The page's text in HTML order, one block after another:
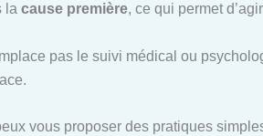
la cause première, ce qui permet
pas le suivi médical ou
vous proposer des pratiques